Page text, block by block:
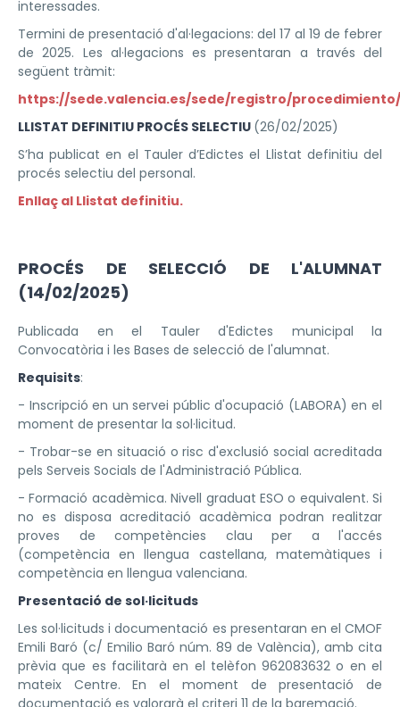
interessades.
Termini de presentació d'al·legacions: del 17 al 19 de febrer
de 2025. Les al·legacions es presentaran a través del
següent tràmit:
https://sede.valencia.es/sede/registro/procedimiento/
LLISTAT DEFINITIU PROCÉS SELECTIU (26/02/2025)
S’ha publicat en el Tauler d’Edictes el Llistat definitiu del
procés selectiu del personal.
Enllaç al Llistat definitiu.
PROCÉS DE SELECCIÓ DE L'ALUMNAT
(14/02/2025)
Publicada en el Tauler d'Edictes municipal la
Convocatòria i les Bases de selecció de l'alumnat.
Requisits:
- Inscripció en un servei públic d'ocupació (LABORA) en el
moment de presentar la sol·licitud.
- Trobar-se en situació o risc d'exclusió social acreditada
pels Serveis Socials de l'Administració Pública.
- Formació acadèmica. Nivell graduat ESO o equivalent. Si
no es disposa acreditació acadèmica podran realitzar
proves de competències clau per a l'accés
(competència en llengua castellana, matemàtiques i
competència en llengua valenciana.
Presentació de sol·licituds
Les sol·licituds i documentació es presentaran en el CMOF
Emili Baró (c/ Emilio Baró núm. 89 de València), amb cita
prèvia que es facilitarà en el telèfon 962083632 o en el
mateix Centre. En el moment de presentació de
documentació es valorarà el criteri 11 de la baremació.